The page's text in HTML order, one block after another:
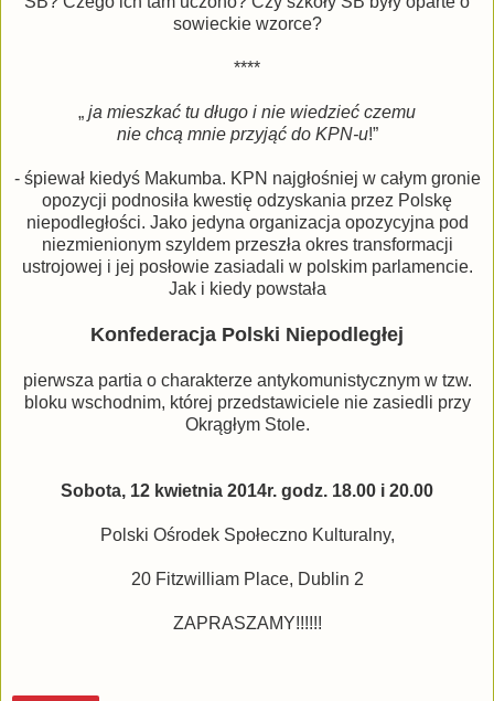
sowieckie wzorce?
****
„ ja mieszkać tu długo i nie wiedzieć czemu
nie chcą mnie przyjąć do KPN-u!”
- śpiewał kiedyś Makumba. KPN najgłośniej w całym gronie
opozycji podnosiła kwestię odzyskania przez Polskę
niepodległości. Jako jedyna organizacja opozycyjna pod
niezmienionym szyldem przeszła okres transformacji
ustrojowej i jej posłowie zasiadali w polskim parlamencie.
Jak i kiedy powstała
Konfederacja Polski Niepodległej
pierwsza partia o charakterze antykomunistycznym w tzw.
bloku wschodnim, której przedstawiciele nie zasiedli przy
Okrągłym Stole.
Sobota, 12 kwietnia 2014r. godz. 18.00 i 20.00
Polski Ośrodek Społeczno Kulturalny,
20 Fitzwilliam Place, Dublin 2
ZAPRASZAMY!!!!!!